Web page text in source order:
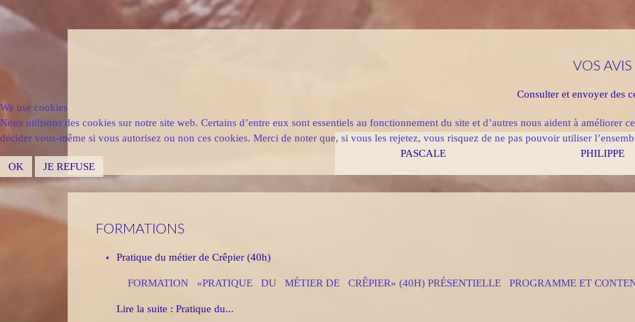
VOS AVIS
Consulter et envoyer des
PASCALE PHILIPPE
FORMATIONS
Pratique du métier de Crêpier (40h)
FORMATION «PRATIQUE DU MÉTIER DE CRÊPIER» (40H) PRÉSENTIELLE PROGRAMME ET
Lire la suite : Pratique du...
We use cookies
Nous utilisons des cookies sur notre site web. Certains d’entre eux sont essentiels au fonctionnement du site et d’autres nous aident à améliorer
décider vous-même si vous autorisez ou non ces cookies. Merci de noter que, si vous les rejetez, vous risquez de ne pas pouvoir utiliser
OK JE REFUSE